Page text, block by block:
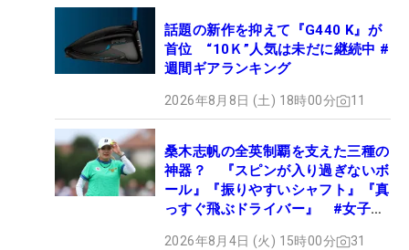
話題の新作を抑えて『G440 K』が
首位 “10Ｋ”人気は未だに継続中 #
週間ギアランキング
2026年8月8日 (土) 18時00分 11
桑木志帆の全英制覇を支えた三種の
神器？ 『スピンが入り過ぎないボ
ール』『振りやすいシャフト』『真
っすぐ飛ぶドライバー』 #女子プ
2026年8月4日 (火) 15時00分 31